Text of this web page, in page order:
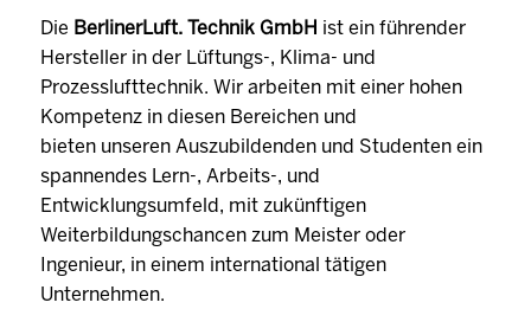
Die BerlinerLuft. Technik GmbH ist ein führender
Hersteller in der Lüftungs-, Klima- und
Prozesslufttechnik. Wir arbeiten mit einer hohen
Kompetenz in diesen Bereichen und
bieten unseren Auszubildenden und Studenten ein
spannendes Lern-, Arbeits-, und
Entwicklungsumfeld, mit zukünftigen
Weiterbildungschancen zum Meister oder
Ingenieur, in einem international tätigen
Unternehmen.